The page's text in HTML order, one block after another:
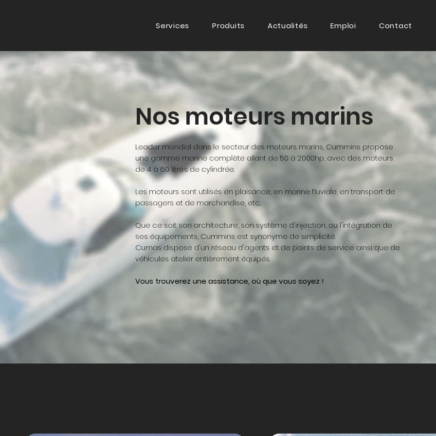
Services Produits Actualités Emploi Contact
Nos moteurs marins
Leader mondial dans le secteur des moteurs marins, Cummins propose
une gamme marine complète allant de 50 à 2000hp, avec des moteurs
de 4 à 60 litres de cylindrée.
Les moteurs sont utilisés en plaisance, en marine fluviale, en transport de
passagers et de marchandise, etc...
Que ce soit son architecture, son système d'injection, ou l'intégration de
ses équipements, Cummins est synonyme de simplicité.
Cumas dispose d'un réseau d'agents et de points de service ainsi que de
véhicules atelier entièrement équipés.
Vous trouverez une assistance, où que vous soyez !